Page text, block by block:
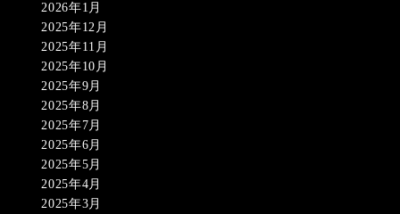
2026年1月
2025年12月
2025年11月
2025年10月
2025年9月
2025年8月
2025年7月
2025年6月
2025年5月
2025年4月
2025年3月